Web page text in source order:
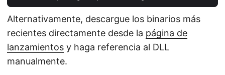
Alternativamente, descargue los binarios más
recientes directamente desde la página de
lanzamientos y haga referencia al DLL
manualmente.